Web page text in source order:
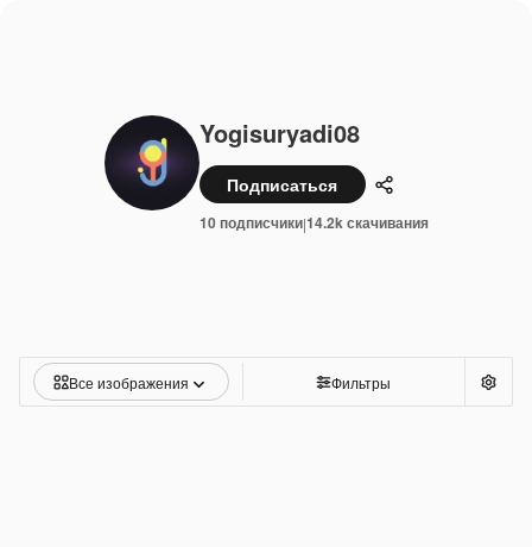
Yogisuryadi08
Подписаться Поделиться
10 подписчики|14.2k скачивания
Все изображения Фильтры